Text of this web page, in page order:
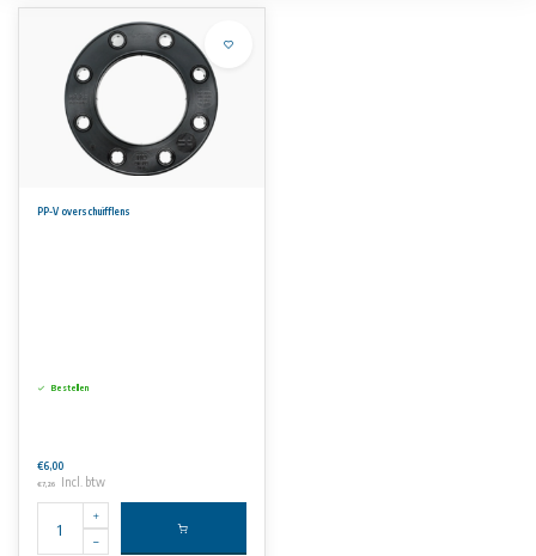
PP-V overschuifflens
Bestellen
€6,00
€7,26 Incl. btw